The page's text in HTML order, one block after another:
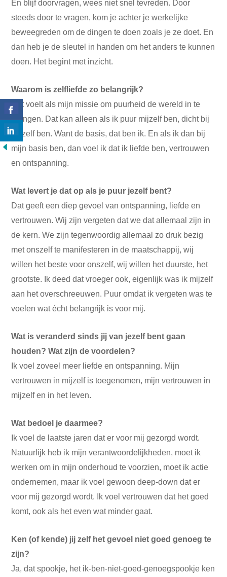
En blijf doorvragen, wees niet snel tevreden. Door
steeds door te vragen, kom je achter je werkelijke
beweegreden om de dingen te doen zoals je ze doet. En
dan heb je de sleutel in handen om het anders te kunnen
doen. Het begint met inzicht.
Waarom is zelfliefde zo belangrijk?
Het voelt als mijn missie om puurheid de wereld in te
brengen. Dat kan alleen als ik puur mijzelf ben, dicht bij
mijzelf ben. Want de basis, dat ben ik. En als ik dan bij
mijn basis ben, dan voel ik dat ik liefde ben, vertrouwen
en ontspanning.
Wat levert je dat op als je puur jezelf bent?
Dat geeft een diep gevoel van ontspanning, liefde en
vertrouwen. Wij zijn vergeten dat we dat allemaal zijn in
de kern. We zijn tegenwoordig allemaal zo druk bezig
met onszelf te manifesteren in de maatschappij, wij
willen het beste voor onszelf, wij willen het duurste, het
grootste. Ik deed dat vroeger ook, eigenlijk was ik mijzelf
aan het overschreeuwen. Puur omdat ik vergeten was te
voelen wat écht belangrijk is voor mij.
Wat is veranderd sinds jij van jezelf bent gaan
houden? Wat zijn de voordelen?
Ik voel zoveel meer liefde en ontspanning. Mijn
vertrouwen in mijzelf is toegenomen, mijn vertrouwen in
mijzelf en in het leven.
Wat bedoel je daarmee?
Ik voel de laatste jaren dat er voor mij gezorgd wordt.
Natuurlijk heb ik mijn verantwoordelijkheden, moet ik
werken om in mijn onderhoud te voorzien, moet ik actie
ondernemen, maar ik voel gewoon deep-down dat er
voor mij gezorgd wordt. Ik voel vertrouwen dat het goed
komt, ook als het even wat minder gaat.
Ken (of kende) jij zelf het gevoel niet goed genoeg te
zijn?
Ja, dat spookje, het ik-ben-niet-goed-genoegspookje ken